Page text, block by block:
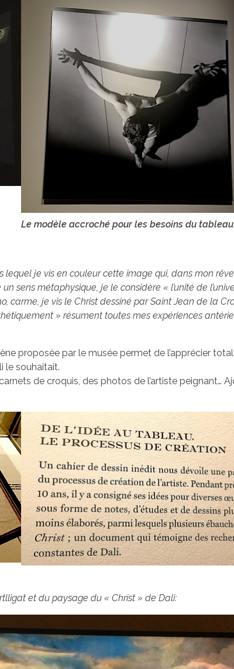
Le modèle accroché pour les besoins du
lequel je vis en couleur cette image qui, dans mon
sens métaphysique, je le considère « l’unité de
carme, je vis le Christ dessiné par Saint Jean de la
» résument toutes mes expériences
proposée par le musée permet de l’apprécier
le souhaitait.
de croquis, des photos de l’artiste peignant…
et du paysage du « Christ » de Dali: